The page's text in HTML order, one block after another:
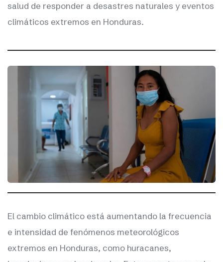
salud de responder a desastres naturales y eventos
climáticos extremos en Honduras.
El cambio climático está aumentando la frecuencia
e intensidad de fenómenos meteorológicos
extremos en Honduras, como huracanes,